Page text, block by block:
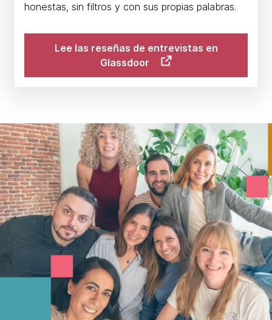
honestas, sin filtros y con sus propias palabras.
Lee las reseñas de entrevistas en
Glassdoor